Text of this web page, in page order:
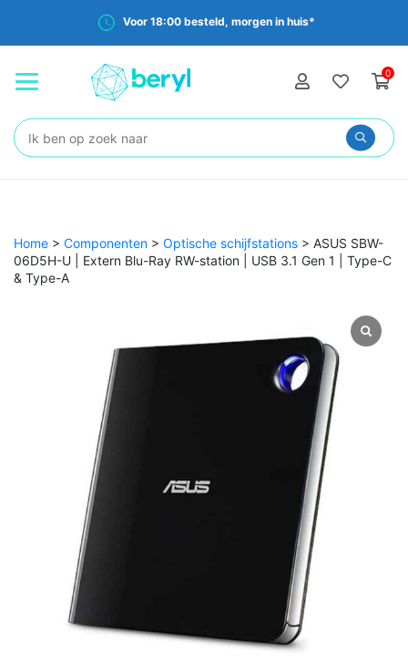
Voor 18:00 besteld, morgen in huis*
0
Zoeken:
Home > Componenten > Optische schijfstations > ASUS SBW-
06D5H-U | Extern Blu-Ray RW-station | USB 3.1 Gen 1 | Type-C
& Type-A